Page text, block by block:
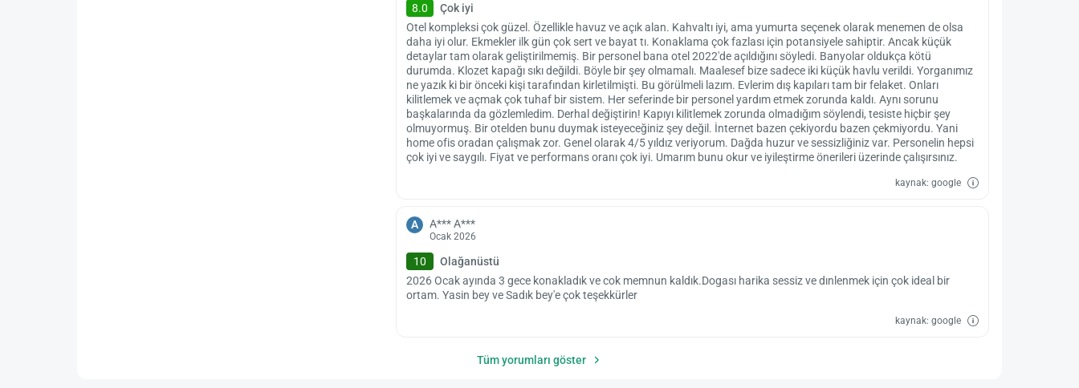
8.0
Çok iyi
Otel kompleksi çok güzel. Özellikle havuz ve açık alan. Kahvaltı iyi, ama yumurta seçenek olarak menemen de olsa
daha iyi olur. Ekmekler ilk gün çok sert ve bayat tı. Konaklama çok fazlası için potansiyele sahiptir. Ancak küçük
detaylar tam olarak geliştirilmemiş. Bir personel bana otel 2022'de açıldığını söyledi. Banyolar oldukça kötü
durumda. Klozet kapağı sıkı değildi. Böyle bir şey olmamalı. Maalesef bize sadece iki küçük havlu verildi. Yorganımız
ne yazık ki bir önceki kişi tarafından kirletilmişti. Bu görülmeli lazım. Evlerim dış kapıları tam bir felaket. Onları
kilitlemek ve açmak çok tuhaf bir sistem. Her seferinde bir personel yardım etmek zorunda kaldı. Aynı sorunu
başkalarında da gözlemledim. Derhal değiştirin! Kapıyı kilitlemek zorunda olmadığım söylendi, tesiste hiçbir şey
olmuyormuş. Bir otelden bunu duymak isteyeceğiniz şey değil. İnternet bazen çekiyordu bazen çekmiyordu. Yani
home ofis oradan çalışmak zor. Genel olarak 4/5 yıldız veriyorum. Dağda huzur ve sessizliğiniz var. Personelin hepsi
çok iyi ve saygılı. Fiyat ve performans oranı çok iyi. Umarım bunu okur ve iyileştirme önerileri üzerinde çalışırsınız.
kaynak: google
A A*** A***
Ocak 2026
10
Olağanüstü
2026 Ocak ayında 3 gece konakladık ve cok memnun kaldık.Dogası harika sessiz ve dınlenmek için çok ideal bir
ortam. Yasin bey ve Sadık bey'e çok teşekkürler
kaynak: google
Tüm yorumları göster